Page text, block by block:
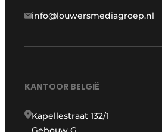
info@louwersmediagroep.nl
KANTOOR BELGIË
Kapellestraat 132/1